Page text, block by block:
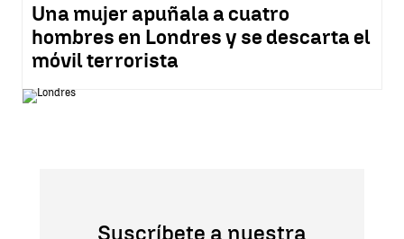
Una mujer apuñala a cuatro
hombres en Londres y se descarta el
móvil terrorista
Suscríbete a nuestra